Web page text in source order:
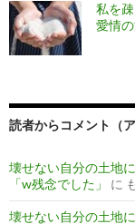
私を
愛情
読者からコメント（ア
壊せない自分の土地
「w残念でした」
に
壊せない自分の土地